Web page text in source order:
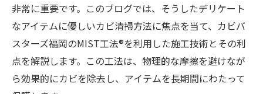
非常に重要です。このブログでは、そうしたデリケート
なアイテムに優しいカビ清掃方法に焦点を当て、カビバ
スターズ福岡のMIST工法®を利用した施工技術とその利
点を解説します。この工法は、物理的な摩擦を避けなが
ら効果的にカビを除去し、アイテムを長期間にわたって